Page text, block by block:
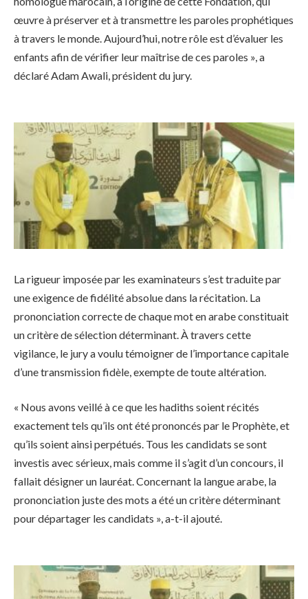
œuvre à préserver et à transmettre les paroles prophétiques
à travers le monde. Aujourd’hui, notre rôle est d’évaluer les
enfants afin de vérifier leur maîtrise de ces paroles », a
déclaré Adam Awali, président du jury.
La rigueur imposée par les examinateurs s’est traduite par
une exigence de fidélité absolue dans la récitation. La
prononciation correcte de chaque mot en arabe constituait
un critère de sélection déterminant. À travers cette
vigilance, le jury a voulu témoigner de l’importance capitale
d’une transmission fidèle, exempte de toute altération.
« Nous avons veillé à ce que les hadiths soient récités
exactement tels qu’ils ont été prononcés par le Prophète, et
qu’ils soient ainsi perpétués. Tous les candidats se sont
investis avec sérieux, mais comme il s’agit d’un concours, il
fallait désigner un lauréat. Concernant la langue arabe, la
prononciation juste des mots a été un critère déterminant
pour départager les candidats », a-t-il ajouté.